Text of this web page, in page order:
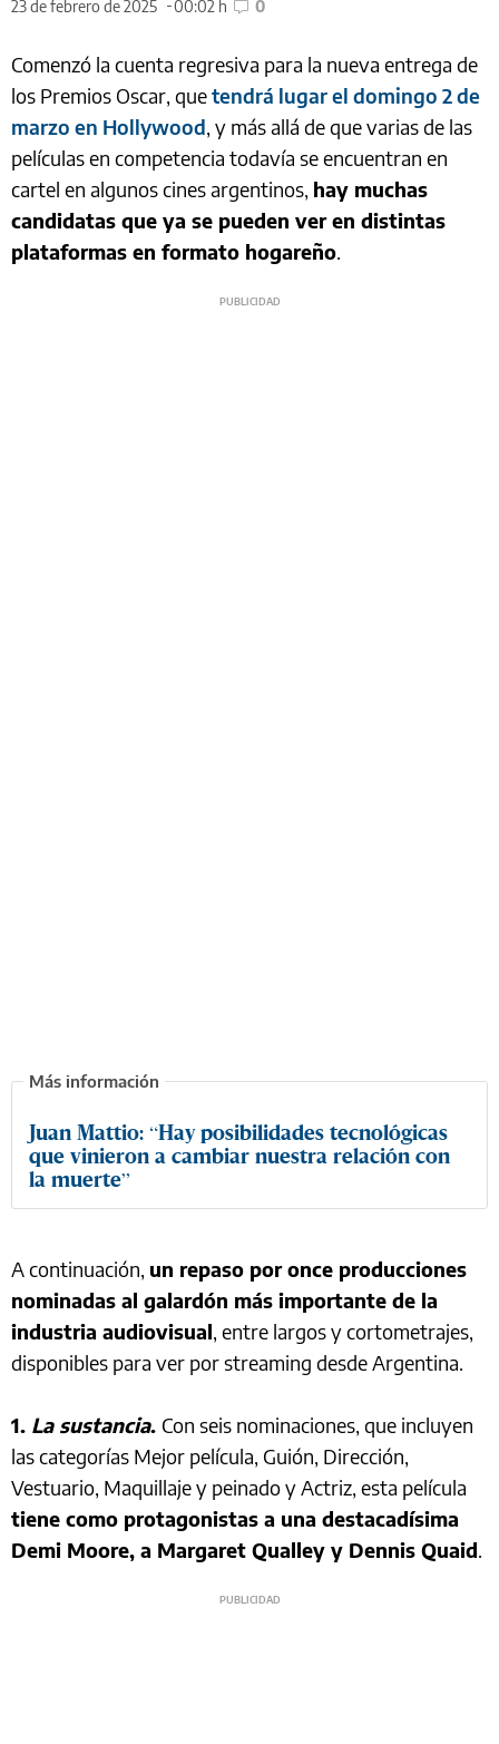
23 de febrero de 2025 00:02 h 0
Comenzó la cuenta regresiva para la nueva entrega de
los Premios Oscar, quetendrá lugar el domingo 2 de
marzo en Hollywood, y más allá de que varias de las
películas en competencia todavía se encuentran en
cartel en algunos cines argentinos, hay muchas
candidatas que ya se pueden ver en distintas
plataformas en formato hogareño.
Juan Mattio: “Hay posibilidades tecnológicas
que vinieron a cambiar nuestra relación con
la muerte”
A continuación, un repaso por once producciones
nominadas al galardón más importante de la
industria audiovisual, entre largos y cortometrajes,
disponibles para ver por streaming desde Argentina.
1. La sustancia. Con seis nominaciones, que incluyen
las categorías Mejor película, Guión, Dirección,
Vestuario, Maquillaje y peinado y Actriz, esta película
tiene como protagonistas a una destacadísima
Demi Moore, a Margaret Qualley y Dennis Quaid.